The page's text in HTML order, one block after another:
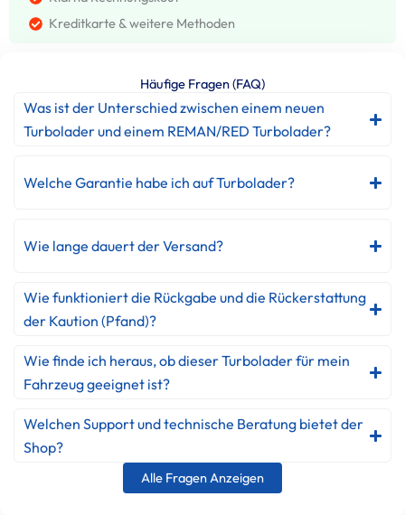
Kreditkarte & weitere Methoden
Häufige Fragen (FAQ)
Was ist der Unterschied zwischen einem neuen
Turbolader und einem REMAN/RED Turbolader?
Welche Garantie habe ich auf Turbolader?
Wie lange dauert der Versand?
Wie funktioniert die Rückgabe und die Rückerstattung
der Kaution (Pfand)?
Wie finde ich heraus, ob dieser Turbolader für mein
Fahrzeug geeignet ist?
Welchen Support und technische Beratung bietet der
Shop?
Alle Fragen Anzeigen